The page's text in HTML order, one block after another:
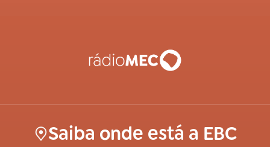
Saiba onde está a EBC